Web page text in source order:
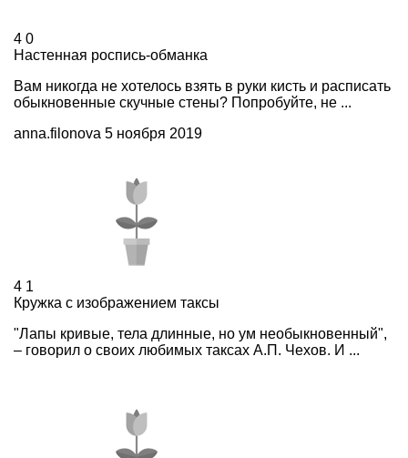
4 0
Настенная роспись-обманка
Вам никогда не хотелось взять в руки кисть и расписать
обыкновенные скучные стены? Попробуйте, не ...
anna.filonova 5 ноября 2019
4 1
Кружка с изображением таксы
"Лапы кривые, тела длинные, но ум необыкновенный",
– говорил о своих любимых таксах А.П. Чехов. И ...